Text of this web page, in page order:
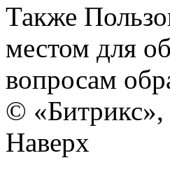
Также
местом для
вопросам
©
Наверх